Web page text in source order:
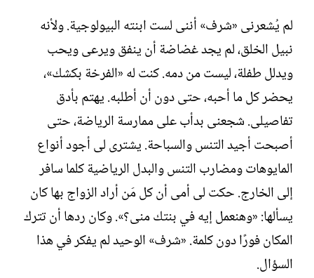
لم يُشعرنى «شرف» أننى لست ابنته البيولوجية. ولأنه
نبيل الخلق، لم يجد غضاضة أن ينفق ويرعى ويحب
ويدلل طفلة، ليست من دمه. كنت له «الفرخة بكشك»،
يحضر كل ما أحبه، حتى دون أن أطلبه. يهتم بأدق
تفاصيلى. شجعنى بدأب على ممارسة الرياضة، حتى
أصبحت أجيد التنس والسباحة. يشترى لى أجود أنواع
المايوهات ومضارب التنس والبدل الرياضية كلما سافر
إلى الخارج. حكت لى أمى أن كل مَن أراد الزواج بها كان
يسألها: «وهنعمل إيه في بنتك منى؟». وكان ردها أن تترك
المكان فورًا دون كلمة. «شرف» الوحيد لم يفكر في هذا
السؤال.